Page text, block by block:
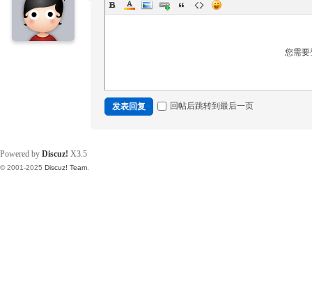
您需
发表回复 回帖后跳转到最后一页
Powered by Discuz! X3.5
© 2001-2025 Discuz! Team